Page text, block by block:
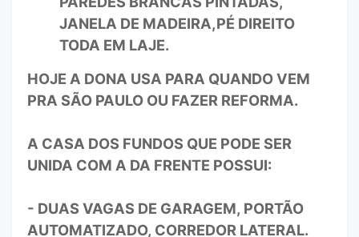
JANELA DE MADEIRA,PÉ DIREITO
TODA EM LAJE.
HOJE A DONA USA PARA QUANDO VEM
PRA SÃO PAULO OU FAZER REFORMA.
A CASA DOS FUNDOS QUE PODE SER
UNIDA COM A DA FRENTE POSSUI:
- DUAS VAGAS DE GARAGEM, PORTÃO
AUTOMATIZADO, CORREDOR LATERAL.